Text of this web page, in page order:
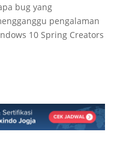
bug yang
pengalaman
10 Spring Creators